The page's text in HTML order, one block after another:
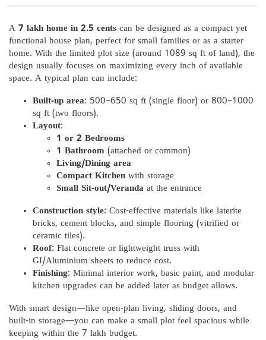
A 7 lakh home in 2.5 cents can be designed as a compact yet
functional house plan, perfect for small families or as a starter
home. With the limited plot size (around 1089 sq ft of land), the
design usually focuses on maximizing every inch of available
space. A typical plan can include:
Built-up area: 500–650 sq ft (single floor) or 800–1000
sq ft (two floors).
Layout:
1 or 2 Bedrooms
1 Bathroom (attached or common)
Living/Dining area
Compact Kitchen with storage
Small Sit-out/Veranda at the entrance
Construction style: Cost-effective materials like laterite
bricks, cement blocks, and simple flooring (vitrified or
ceramic tiles).
Roof: Flat concrete or lightweight truss with
GI/Aluminium sheets to reduce cost.
Finishing: Minimal interior work, basic paint, and modular
kitchen upgrades can be added later as budget allows.
With smart design—like open-plan living, sliding doors, and
built-in storage—you can make a small plot feel spacious while
keeping within the 7 lakh budget.